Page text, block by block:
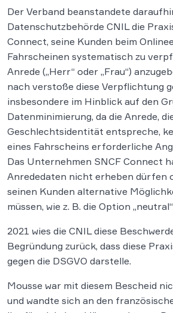
Der Verband beanstandete
Datenschutzbehörde CNIL die
Connect, seine Kunden beim
Fahrscheinen systematisch zu
Anrede („Herr“ oder „Frau“)
nach verstoße diese Verpflichtung
insbesondere im Hinblick auf den
Datenminimierung, da die Anrede,
Geschlechtsidentität entspreche,
eines Fahrscheins erforderliche
Das Unternehmen SNCF Connect
Anrededaten nicht erheben dürfen
seinen Kunden alternative
müssen, wie z. B. die Option
2021 wies die CNIL diese
Begründung zurück, dass diese
gegen die DSGVO darstelle.
Mousse war mit diesem Bescheid
und wandte sich an den